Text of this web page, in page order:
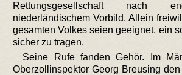
Rettungsgesellschaft nach
niederländischem Vorbild. Allein
gesamten Volkes seien geeignet, ein
sicher zu tragen.
Seine Rufe fanden Gehör. Im
Oberzollinspektor Georg Breusing